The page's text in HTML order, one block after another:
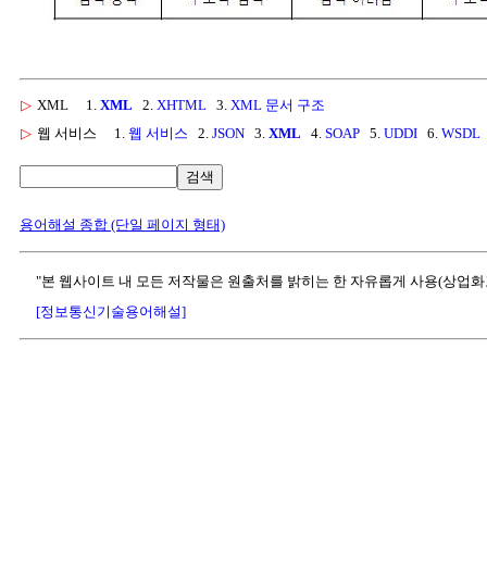
▷ XML 1. XML 2. XHTML 3. XML 문서 구조
▷ 웹 서비스 1. 웹 서비스 2. JSON 3. XML 4. SOAP 5. UDDI 6. WSDL
검색
용어해설 종합 (단일 페이지 형태)
"본 웹사이트 내 모든 저작물은 원출처를 밝히는 한 자유롭게 사용(상업
[정보통신기술용어해설]